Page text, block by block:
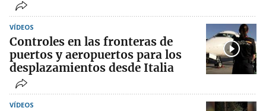
VÍDEOS
Controles en las fronteras de
puertos y aeropuertos para los
desplazamientos desde Italia
VÍDEOS